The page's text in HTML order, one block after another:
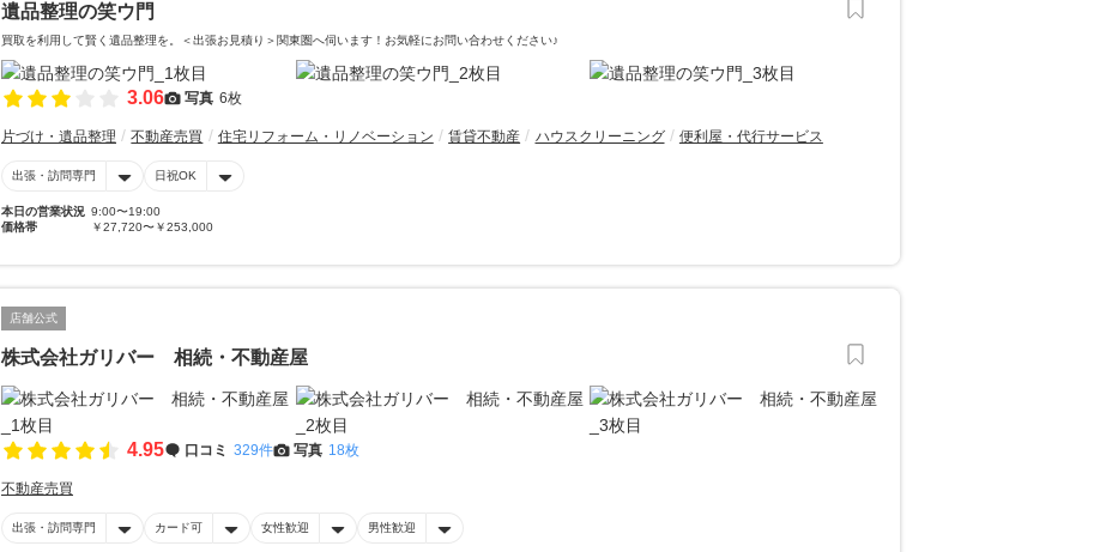
遺品整理の笑ウ門
買取を利用して賢く遺品整理を。＜出張お見積り＞関東圏へ伺います！お気軽にお問い合わせください♪
3.06 写真 6枚
片づけ・遺品整理 不動産売買 住宅リフォーム・リノベーション 賃貸不動産 ハウスクリーニング 便利屋・代行サービス
出張・訪問専門 日祝OK
本日の営業状況 9:00〜19:00
価格帯
￥27,720〜￥253,000
店舗公式
株式会社ガリバー 相続・不動産屋
4.95 口コミ 329件 写真 18枚
不動産売買
出張・訪問専門 カード可 女性歓迎 男性歓迎